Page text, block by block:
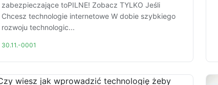
zabezpieczające toPILNE! Zobacz TYLKO Jeśli
Chcesz technologie internetowe W dobie szybkiego
rozwoju technologic...
30.11.-0001